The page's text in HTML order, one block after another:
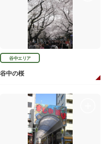
谷中エリア
谷中の桜